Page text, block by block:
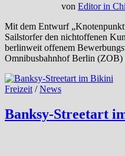
von Editor in
Mit dem Entwurf
Sailstorfer den nichtoffenen
berlinweit offenem
Omnibusbahnhof Berlin
Freizeit /News
Banksy-Streetart